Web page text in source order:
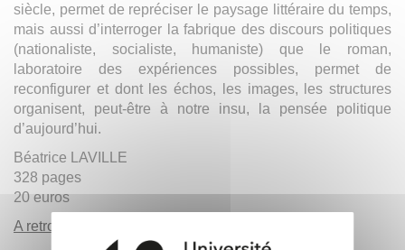
siècle, permet de repréciser le paysage littéraire du temps,
mais aussi d’interroger la fabrique des discours politiques
(nationaliste, socialiste, humaniste) que le roman,
laboratoire des expériences possibles, permet de
reconfigurer et dont les échos, les images, les structures
organisent, peut-être à notre insu, la pensée politique
d’aujourd’hui.
Béatrice LAVILLE
328 pages
20 euros
A retrouver dans vos bibliothèques universitaires